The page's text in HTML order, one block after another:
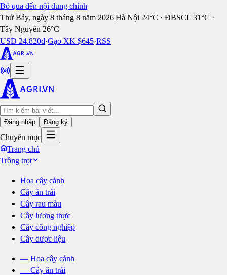
Bỏ qua đến nội dung chính
Thứ Bảy, ngày 8 tháng 8 năm 2026|Hà Nội 24°C · ĐBSCL 31°C ·
Tây Nguyên 26°C
USD 24.820đ·Gạo XK $645·RSS
Đăng nhập Đăng ký
Chuyên mục
Trang chủ
Trồng trọt
Hoa cây cảnh
Cây ăn trái
Cây rau màu
Cây lương thực
Cây công nghiệp
Cây dược liệu
— Hoa cây cảnh
— Cây ăn trái